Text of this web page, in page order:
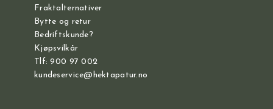
Fraktalternativer
Bytte og retur
Bedriftskunde?
Kjøpsvilkår
Tlf: 900 97 002
kundeservice@hektapatur.no